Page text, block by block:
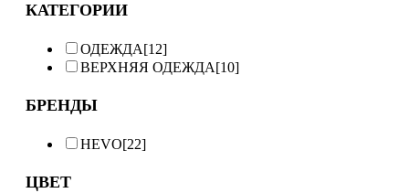
КАТЕГОРИИ
ОДЕЖДА[12]
ВЕРХНЯЯ ОДЕЖДА[10]
БРЕНДЫ
HEVO[22]
ЦВЕТ